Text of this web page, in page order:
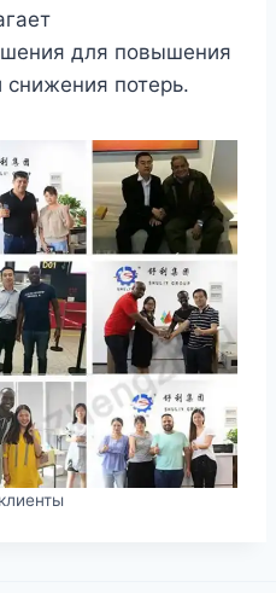
для повышения
снижения потерь.